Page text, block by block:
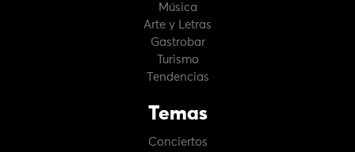
Música
Arte y Letras
Gastrobar
Turismo
Tendencias
Temas
Conciertos